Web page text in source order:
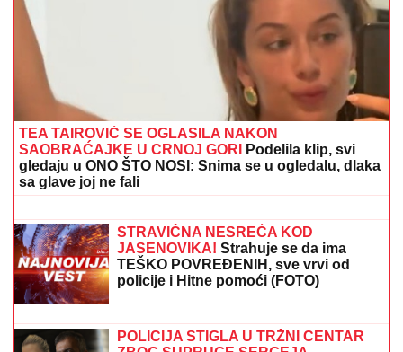
"Okretao sam točak čiji su se okreti prenosili na
žljeb!" Pre nego što je postao glumac, Ljubiša
Samardžić se bavio teškim poslom
TAMARA ĐURIĆ DAJE 560.000 EVRA
KAO JEMSTVO ZA BIVŠEG MUŽAŽeli
da se brani sa slobode: "Verujem da bi
i on to uradio za mene", ovo su svi
detalji
Katai razbio bedem Pazaraca: Zvezda
u završnici prvog poluvremena slomila
otpor rivala